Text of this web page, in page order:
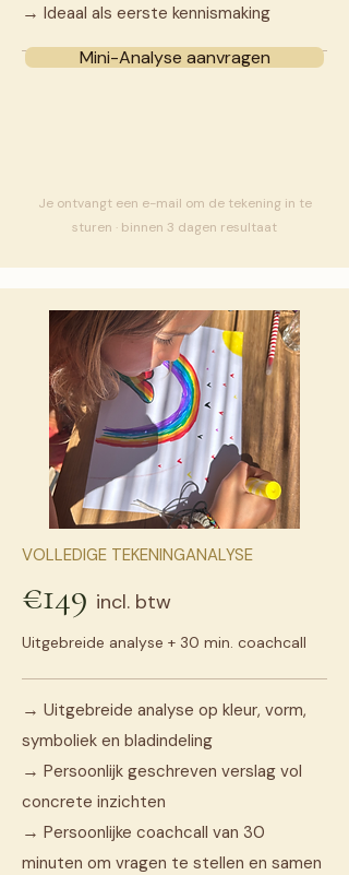
→ Ideaal als eerste kennismaking
Je ontvangt een e-mail om de tekening in te
sturen · binnen 3 dagen resultaat
VOLLEDIGE TEKENINGANALYSE
€149 incl. btw
Uitgebreide analyse + 30 min. coachcall
→ Uitgebreide analyse op kleur, vorm,
symboliek en bladindeling
→ Persoonlijk geschreven verslag vol
concrete inzichten
→ Persoonlijke coachcall van 30
minuten om vragen te stellen en samen
Mini-Analyse aanvragen